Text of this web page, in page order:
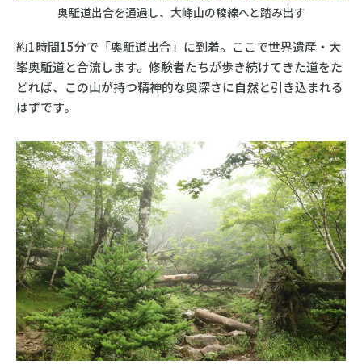
奥駈道出合を通過し、大峰山の稜線へと踏み出す
約1時間15分で「奥駈道出合」に到着。ここで世界遺産・大
峯奥駈道と合流します。修験者たちが歩き続けてきた道をた
どれば、この山が持つ精神的な奥深さに自然と引き込まれる
はずです。